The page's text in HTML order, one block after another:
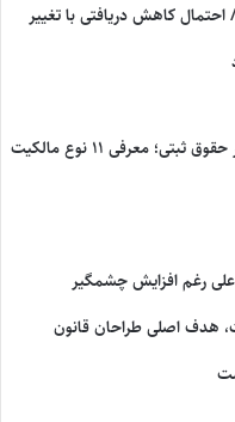
کاهش دریافتی با تغییر
انواع مالکیت املاک در حقوق ثبتی؛ معرفی ۱۱ نوع مالکیت
رغم افزایش چشمگیر
هدف اصلی طراحان قانون